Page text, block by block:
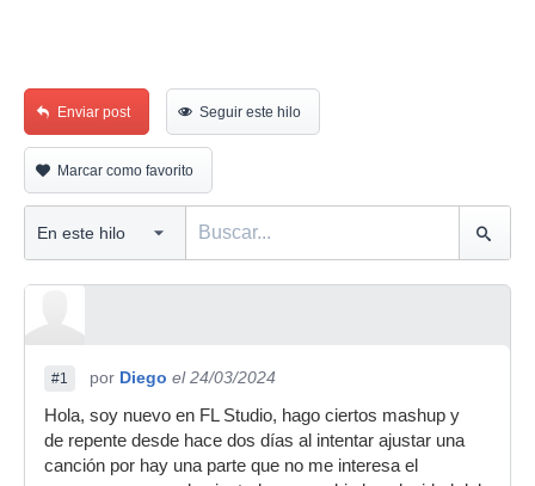
Enviar post Seguir este hilo
Marcar como favorito
#1 por Diego el 24/03/2024
Hola, soy nuevo en FL Studio, hago ciertos mashup y
de repente desde hace dos días al intentar ajustar una
canción por hay una parte que no me interesa el